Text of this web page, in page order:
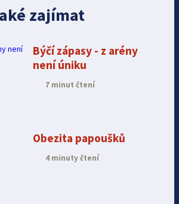
zajímat
Býčí zápasy - z arény
není úniku
7 minut čtení
Obezita papoušků
4 minuty čtení